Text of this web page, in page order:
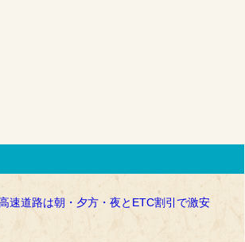
速道路は朝・夕方・夜とETC割引で激安